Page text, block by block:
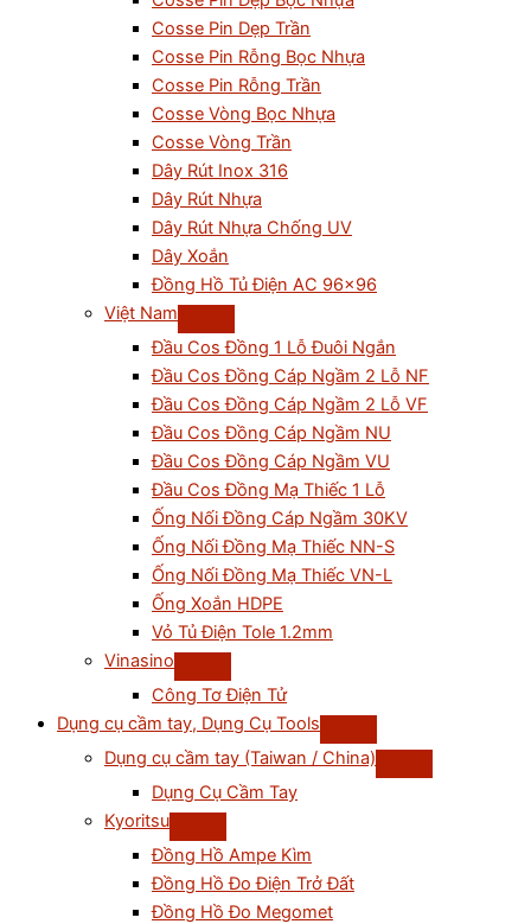
Cosse Pin Dẹp Trần
Cosse Pin Rỗng Bọc Nhựa
Cosse Pin Rỗng Trần
Cosse Vòng Bọc Nhựa
Cosse Vòng Trần
Dây Rút Inox 316
Dây Rút Nhựa
Dây Rút Nhựa Chống UV
Dây Xoắn
Đồng Hồ Tủ Điện AC 96×96
Việt Nam
Đầu Cos Đồng 1 Lỗ Đuôi Ngắn
Đầu Cos Đồng Cáp Ngầm 2 Lỗ NF
Đầu Cos Đồng Cáp Ngầm 2 Lỗ VF
Đầu Cos Đồng Cáp Ngầm NU
Đầu Cos Đồng Cáp Ngầm VU
Đầu Cos Đồng Mạ Thiếc 1 Lỗ
Ống Nối Đồng Cáp Ngầm 30KV
Ống Nối Đồng Mạ Thiếc NN-S
Ống Nối Đồng Mạ Thiếc VN-L
Ống Xoắn HDPE
Vỏ Tủ Điện Tole 1.2mm
Vinasino
Công Tơ Điện Tử
Dụng cụ cầm tay, Dụng Cụ Tools
Dụng cụ cầm tay (Taiwan / China)
Dụng Cụ Cầm Tay
Kyoritsu
Đồng Hồ Ampe Kìm
Đồng Hồ Đo Điện Trở Đất
Đồng Hồ Đo Megomet